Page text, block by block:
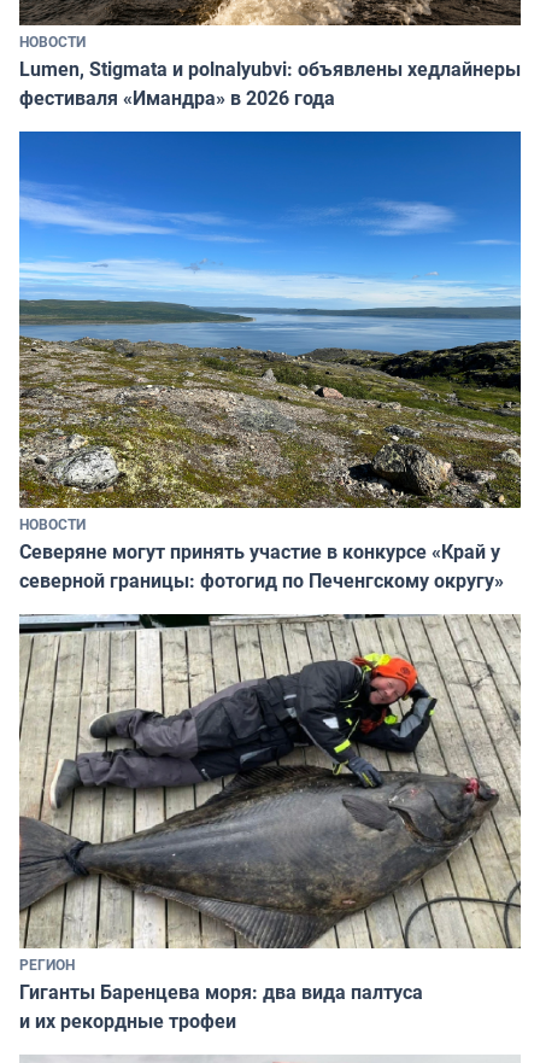
НОВОСТИ
Lumen, Stigmata и polnalyubvi: объявлены хедлайнеры
фестиваля «Имандра» в 2026 года
НОВОСТИ
Северяне могут принять участие в конкурсе «Край у
северной границы: фотогид по Печенгскому округу»
РЕГИОН
Гиганты Баренцева моря: два вида палтуса
и их рекордные трофеи